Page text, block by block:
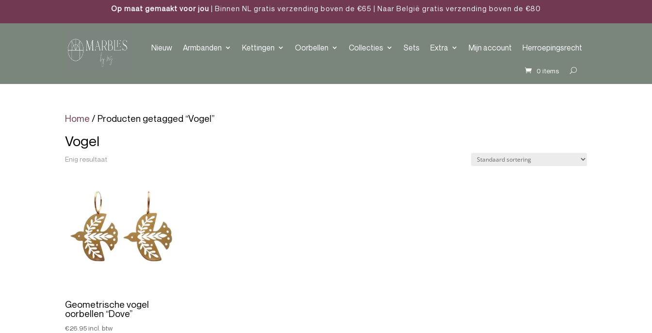
Op maat gemaakt voor jou | Binnen NL gratis verzending boven de €65 | Naar België gratis verzending boven de €80
Nieuw Armbanden Kettingen Oorbellen Collecties Sets Extra Mijn account Herroepingsrecht
0 items
Home / Producten getagged “Vogel”
Vogel
Enig resultaat
Geometrische vogel
oorbellen “Dove”
€26.95 incl. btw